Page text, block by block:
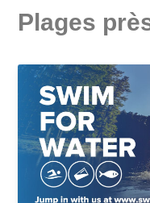
Plages